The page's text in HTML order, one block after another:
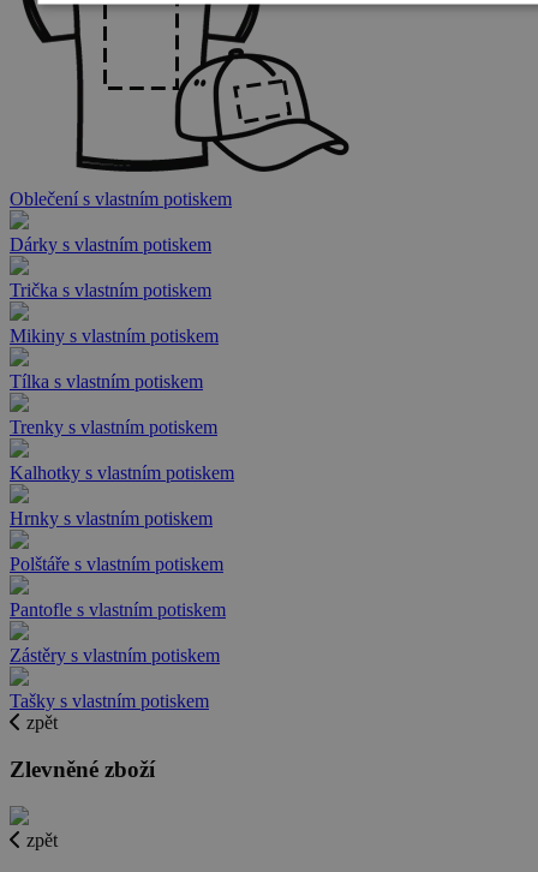
Oblečení s vlastním potiskem
Dárky s vlastním potiskem
Trička s vlastním potiskem
Mikiny s vlastním potiskem
Tílka s vlastním potiskem
Trenky s vlastním potiskem
Kalhotky s vlastním potiskem
Hrnky s vlastním potiskem
Polštáře s vlastním potiskem
Pantofle s vlastním potiskem
Zástěry s vlastním potiskem
Tašky s vlastním potiskem
zpět
Zlevněné zboží
zpět